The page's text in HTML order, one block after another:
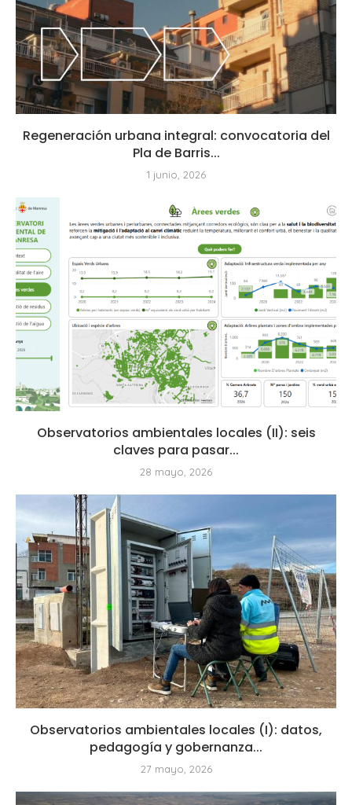
Regeneración urbana integral: convocatoria del
Pla de Barris...
1 junio, 2026
Observatorios ambientales locales (II): seis
claves para pasar...
28 mayo, 2026
Observatorios ambientales locales (I): datos,
pedagogía y gobernanza...
27 mayo, 2026